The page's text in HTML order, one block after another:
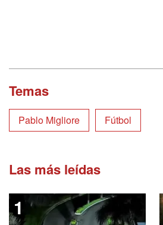
Temas
Pablo Migliore Fútbol
Las más leídas